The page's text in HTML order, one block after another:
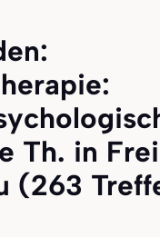
Th. in
(263